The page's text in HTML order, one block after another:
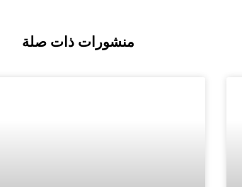
منشورات ذات صلة